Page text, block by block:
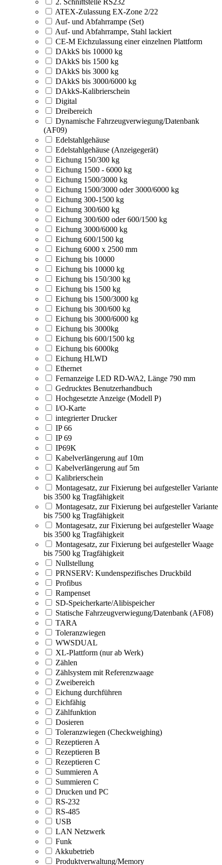
ATEX-Zulassung EX-Zone 2/22
Auf- und Abfahrrampe (Set)
Auf- und Abfahrrampe, Stahl lackiert
CE-M Eichzulassung einer einzelnen Plattform
DAkkS bis 10000 kg
DAkkS bis 1500 kg
DAkkS bis 3000 kg
DAkkS bis 3000/6000 kg
DAkkS-Kalibrierschein
Digital
Dreibereich
Dynamische Fahrzeugverwiegung/Datenbank
(AF09)
Edelstahlgehäuse
Edelstahlgehäuse (Anzeigegerät)
Eichung 150/300 kg
Eichung 1500 - 6000 kg
Eichung 1500/3000 kg
Eichung 1500/3000 oder 3000/6000 kg
Eichung 300-1500 kg
Eichung 300/600 kg
Eichung 300/600 oder 600/1500 kg
Eichung 3000/6000 kg
Eichung 600/1500 kg
Eichung 6000 x 2500 mm
Eichung bis 10000
Eichung bis 10000 kg
Eichung bis 150/300 kg
Eichung bis 1500 kg
Eichung bis 1500/3000 kg
Eichung bis 300/600 kg
Eichung bis 3000/6000 kg
Eichung bis 3000kg
Eichung bis 600/1500 kg
Eichung bis 6000kg
Eichung HLWD
Ethernet
Fernanzeige LED RD-WA2, Länge 790 mm
Gedrucktes Benutzerhandbuch
Hochgesetzte Anzeige (Modell P)
I/O-Karte
integrierter Drucker
IP 66
IP 69
IP69K
Kabelverlängerung auf 10m
Kabelverlängerung auf 5m
Kalibrierschein
Montagesatz, zur Fixierung bei aufgesteller Variante
bis 3500 kg Tragfähigkeit
Montagesatz, zur Fixierung bei aufgesteller Variante
bis 7500 kg Tragfähigkeit
Montagesatz, zur Fixierung bei aufgesteller Waage
bis 3500 kg Tragfähigkeit
Montagesatz, zur Fixierung bei aufgesteller Waage
bis 7500 kg Tragfähigkeit
Nullstellung
PRNSERV: Kundenspezifisches Druckbild
Profibus
Rampenset
SD-Speicherkarte/Alibispeicher
Statische Fahrzeugverwiegung/Datenbank (AF08)
TARA
Toleranzwiegen
WWSDUAL
XL-Plattform (nur ab Werk)
Zählen
Zählsystem mit Referenzwaage
Zweibereich
Eichung durchführen
Eichfähig
Zählfunktion
Dosieren
Toleranzwiegen (Checkweighing)
Rezeptieren A
Rezeptieren B
Rezeptieren C
Summieren A
Summieren C
Drucken und PC
RS-232
RS-485
USB
LAN Netzwerk
Funk
Akkubetrieb
Produktverwaltung/Memory